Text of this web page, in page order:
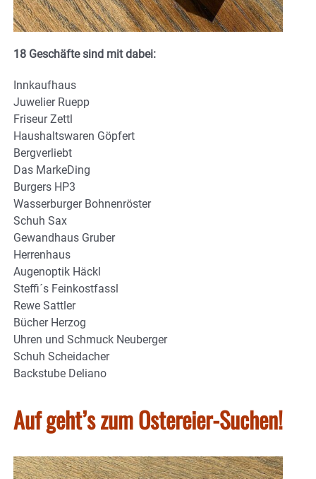
18 Geschäfte sind mit dabei:
Innkaufhaus
Juwelier Ruepp
Friseur Zettl
Haushaltswaren Göpfert
Bergverliebt
Das MarkeDing
Burgers HP3
Wasserburger Bohnenröster
Schuh Sax
Gewandhaus Gruber
Herrenhaus
Augenoptik Häckl
Steffi´s Feinkostfassl
Rewe Sattler
Bücher Herzog
Uhren und Schmuck Neuberger
Schuh Scheidacher
Backstube Deliano
Auf geht’s zum Ostereier-Suchen!